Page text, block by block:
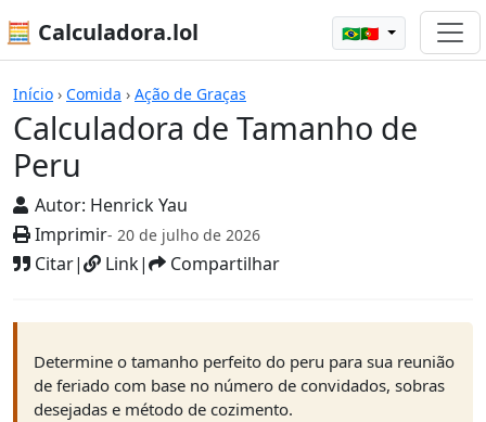
🧮 Calculadora.lol 🇧🇷🇵🇹
Início › Comida › Ação de Graças
Calculadora de Tamanho de
Peru
Autor: Henrick Yau
Imprimir- 20 de julho de 2026
Citar| Link| Compartilhar
Calculadoras
Determine o tamanho perfeito do peru para sua reunião
de feriado com base no número de convidados, sobras
desejadas e método de cozimento.